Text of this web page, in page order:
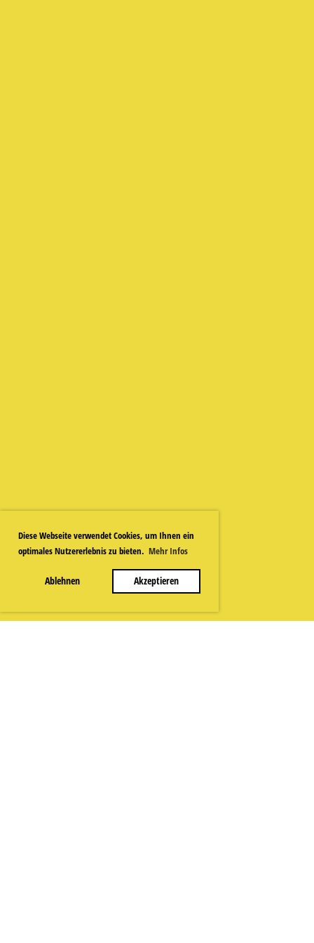
Diese Webseite verwendet Cookies, um Ihnen ein
optimales Nutzererlebnis zu bieten. Mehr Infos
Ablehnen Akzeptieren